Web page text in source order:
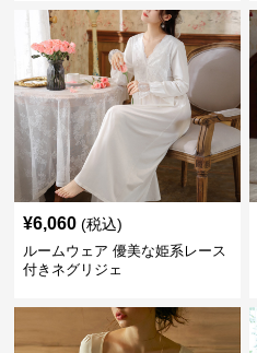
¥6,060 (税込)
ルームウェア 優美な姫系レース
付きネグリジェ